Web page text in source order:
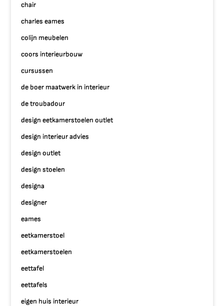
chair
charles eames
colijn meubelen
coors interieurbouw
cursussen
de boer maatwerk in interieur
de troubadour
design eetkamerstoelen outlet
design interieur advies
design outlet
design stoelen
designa
designer
eames
eetkamerstoel
eetkamerstoelen
eettafel
eettafels
eigen huis interieur